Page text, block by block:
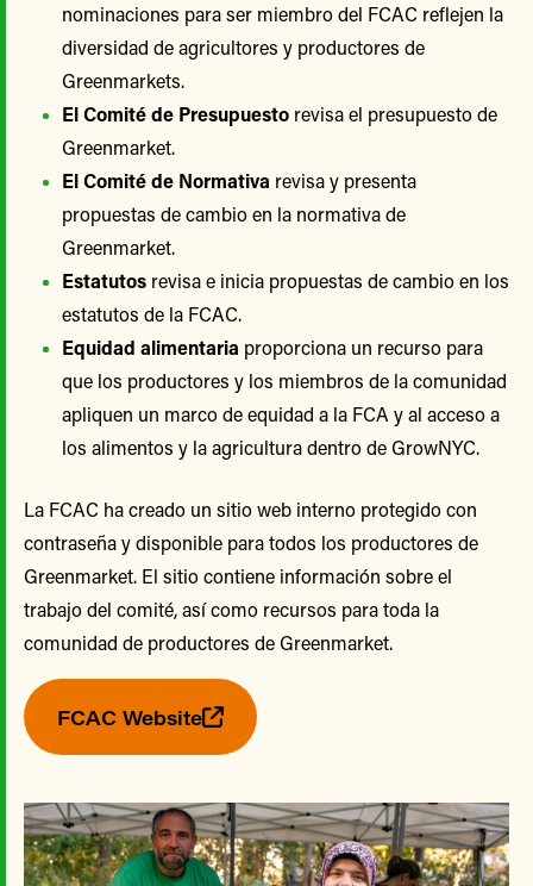
nominaciones para ser miembro del FCAC reflejen la
diversidad de agricultores y productores de
Greenmarkets.
El Comité de Presupuesto revisa el presupuesto de
Greenmarket.
El Comité de Normativa revisa y presenta
propuestas de cambio en la normativa de
Greenmarket.
Estatutos revisa e inicia propuestas de cambio en los
estatutos de la FCAC.
Equidad alimentaria proporciona un recurso para
que los productores y los miembros de la comunidad
apliquen un marco de equidad a la FCA y al acceso a
los alimentos y la agricultura dentro de GrowNYC.
La FCAC ha creado un sitio web interno protegido con
contraseña y disponible para todos los productores de
Greenmarket. El sitio contiene información sobre el
trabajo del comité, así como recursos para toda la
comunidad de productores de Greenmarket.
FCAC Website